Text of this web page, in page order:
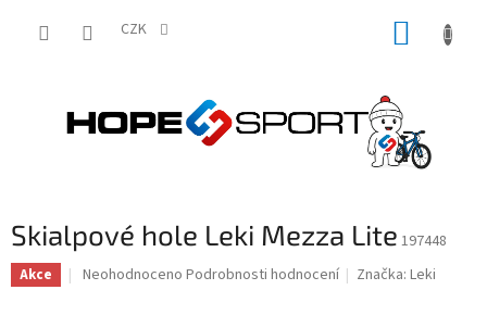
CZK
Skialpové hole Leki Mezza Lite 197448
Akce
Průměrné
Neohodnoceno Podrobnosti hodnocení Značka:Leki